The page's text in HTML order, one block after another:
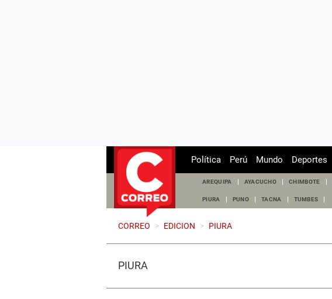
Política Perú Mundo Deportes
AREQUIPA AYACUCHO CHIMBOTE
PIURA PUNO TACNA TUMBES
CORREO > EDICION > PIURA
PIURA